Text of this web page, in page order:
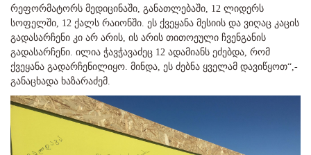
რეფორმატორს მედიცინაში, განათლებაში, 12 ლიდერს
სოფელში, 12 ქალს რაიონში. ეს ქვეყანა მესიის და ვიღაც კაცის
გადასარჩენი კი არ არის, ის არის თითოეული ჩვენგანის
გადასარჩენი. ილია ჭავჭავაძეც 12 ადამიანს ეძებდა, რომ
ქვეყანა გადარჩენილიყო. მინდა, ეს ძებნა ყველამ დავიწყოთ“,-
განაცხადა ხაზარაძემ.